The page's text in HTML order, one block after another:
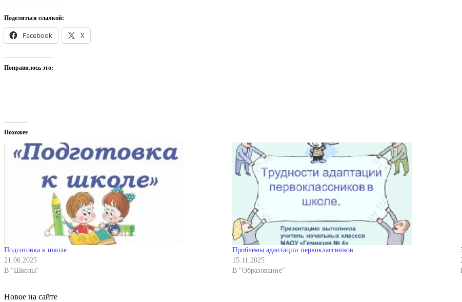
Поделиться ссылкой:
Facebook X
Понравилось это:
Похожее
Подготовка к школе
21.06.2025
В "Школы"
Проблемы адаптации первоклассников
15.11.2025
В "Образование"
Новое на сайте